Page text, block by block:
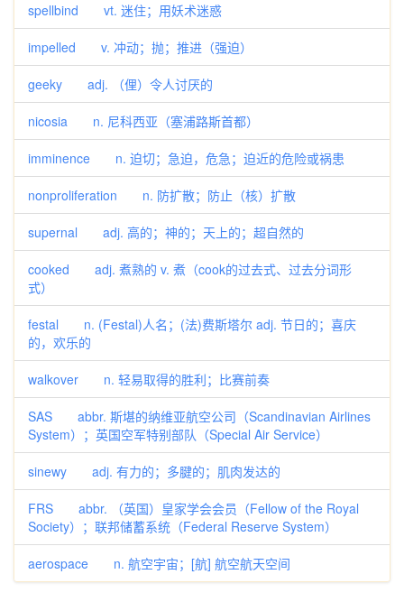
spellbind vt. 迷住；用妖术迷惑
impelled v. 冲动；抛；推进（强迫）
geeky adj. （俚）令人讨厌的
nicosia n. 尼科西亚（塞浦路斯首都）
imminence n. 迫切；急迫，危急；迫近的危险或祸患
nonproliferation n. 防扩散；防止（核）扩散
supernal adj. 高的；神的；天上的；超自然的
cooked adj. 煮熟的 v. 煮（cook的过去式、过去分词形
式）
festal n. (Festal)人名；(法)费斯塔尔 adj. 节日的；喜庆
的，欢乐的
walkover n. 轻易取得的胜利；比赛前奏
SAS abbr. 斯堪的纳维亚航空公司（Scandinavian Airlines
System）；英国空军特别部队（Special Air Service）
sinewy adj. 有力的；多腱的；肌肉发达的
FRS abbr. （英国）皇家学会会员（Fellow of the Royal
Society）；联邦储蓄系统（Federal Reserve System）
aerospace n. 航空宇宙；[航] 航空航天空间